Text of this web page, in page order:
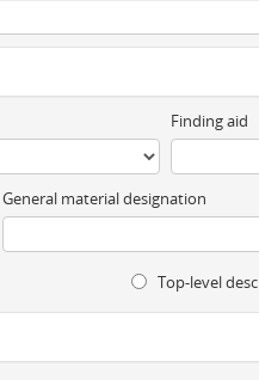
Finding aid
General material designation
Top-level